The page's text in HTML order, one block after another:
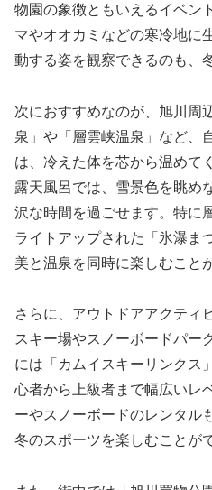
物園の象徴ともいえるイベン
マやオオカミなどの寒冷地に
動する姿を観察できるのも、
次におすすめなのが、旭川周
泉」や「層雲峡温泉」など、
は、冷えた体を芯から温めて
露天風呂では、雪景色を眺め
沢な時間を過ごせます。特に
ライトアップされた「氷瀑ま
美と温泉を同時に楽しむこと
さらに、アウトドアアクティ
スキー場やスノーボードパー
には「カムイスキーリンクス
心者から上級者まで幅広いレ
ーやスノーボードのレンタル
冬のスポーツを楽しむことが